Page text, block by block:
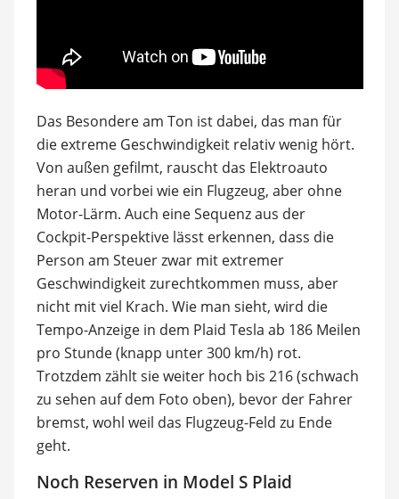
Das Besondere am Ton ist dabei, das man für
die extreme Geschwindigkeit relativ wenig hört.
Von außen gefilmt, rauscht das Elektroauto
heran und vorbei wie ein Flugzeug, aber ohne
Motor-Lärm. Auch eine Sequenz aus der
Cockpit-Perspektive lässt erkennen, dass die
Person am Steuer zwar mit extremer
Geschwindigkeit zurechtkommen muss, aber
nicht mit viel Krach. Wie man sieht, wird die
Tempo-Anzeige in dem Plaid Tesla ab 186 Meilen
pro Stunde (knapp unter 300 km/h) rot.
Trotzdem zählt sie weiter hoch bis 216 (schwach
zu sehen auf dem Foto oben), bevor der Fahrer
bremst, wohl weil das Flugzeug-Feld zu Ende
geht.
Noch Reserven in Model S Plaid